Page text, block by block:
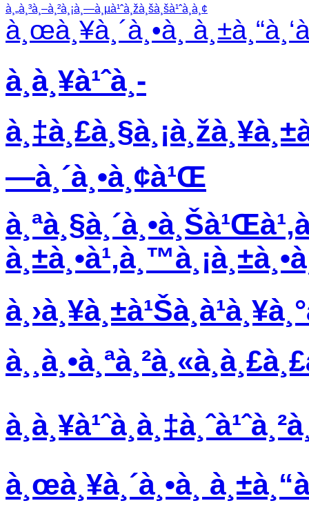
à¸„à¸³à¸–à¸²à¸¡à¸—à¸µà¹ˆà¸žà¸šà¸šà¹ˆà¸­à¸¢
à¸œà¸¥à¸´à¸•à¸
à¸à¸¥à¹ˆà¸­
—à¸´à¸•à¸¢à¹Œ
à¸œà¸¥à¸´à¸•à¸